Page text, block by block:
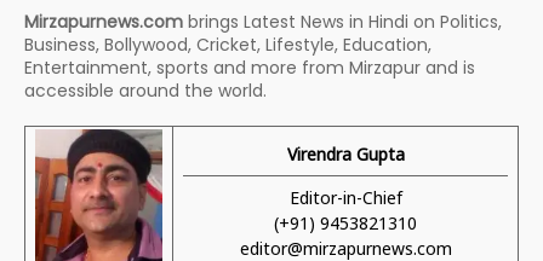
Mirzapurnews.com brings Latest News in Hindi on Politics,
Business, Bollywood, Cricket, Lifestyle, Education,
Entertainment, sports and more from Mirzapur and is
accessible around the world.
Virendra Gupta
Editor-in-Chief
(+91) 9453821310
editor@mirzapurnews.com